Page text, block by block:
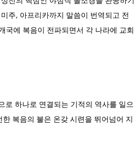
주, 아프리카까지 말씀이 번역되고 전
국에 복음이 전파되면서 각 나라에 교회
로 하나로 연결되는 기적의 역사를 일으
복음의 불은 온갖 시련을 뛰어넘어 지